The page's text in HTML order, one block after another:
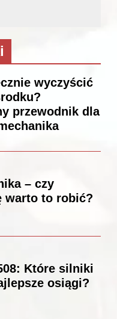
wyczyścić
przewodnik dla
– czy
warto to robić?
Które silniki
osiągi?